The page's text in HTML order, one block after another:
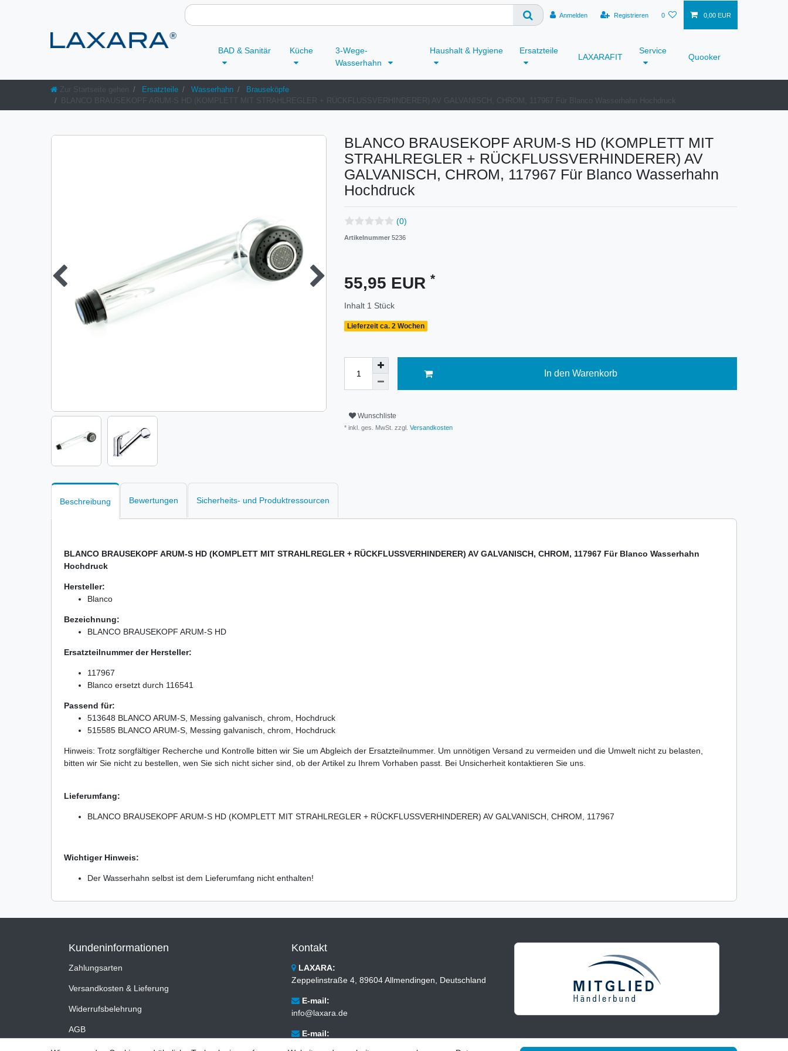
Anmelden Registrieren 0 0,00 EUR
BAD & Sanitär Küche
3-Wege-
Wasserhahn
Haushalt & Hygiene Ersatzteile
LAXARAFIT
Service
Quooker
Ersatzteile Wasserhahn
Brauseköpfe
BLANCO BRAUSEKOPF ARUM-S HD (KOMPLETT MIT STRAHLREGLER + RÜCKFLUSSVERHINDERER) AV GALVANISCH, CHROM, 117967 Für Blanco Wasserhahn Hochdruck
BLANCO BRAUSEKOPF ARUM-S HD (KOMPLETT MIT
STRAHLREGLER + RÜCKFLUSSVERHINDERER) AV
GALVANISCH, CHROM, 117967 Für Blanco Wasserhahn
Hochdruck
(0)
Artikelnummer 5236
55,95 EUR *
Inhalt 1 Stück
Lieferzeit ca. 2 Wochen
In den Warenkorb
Wunschliste
* inkl. ges. MwSt. zzgl. Versandkosten
Beschreibung Bewertungen Sicherheits- und Produktressourcen
BLANCO BRAUSEKOPF ARUM-S HD (KOMPLETT MIT STRAHLREGLER + RÜCKFLUSSVERHINDERER) AV GALVANISCH, CHROM, 117967 Für Blanco Wasserhahn
Hochdruck
Hersteller:
Blanco
Bezeichnung:
BLANCO BRAUSEKOPF ARUM-S HD
Ersatzteilnummer der Hersteller:
117967
Blanco ersetzt durch 116541
Passend für:
513648 BLANCO ARUM-S, Messing galvanisch, chrom, Hochdruck
515585 BLANCO ARUM-S, Messing galvanisch, chrom, Hochdruck
Hinweis: Trotz sorgfältiger Recherche und Kontrolle bitten wir Sie um Abgleich der Ersatzteilnummer. Um unnötigen Versand zu vermeiden und die Umwelt nicht zu belasten,
bitten wir Sie nicht zu bestellen, wen Sie sich nicht sicher sind, ob der Artikel zu Ihrem Vorhaben passt. Bei Unsicherheit kontaktieren Sie uns.
Lieferumfang:
BLANCO BRAUSEKOPF ARUM-S HD (KOMPLETT MIT STRAHLREGLER + RÜCKFLUSSVERHINDERER) AV GALVANISCH, CHROM, 117967
Wichtiger Hinweis:
Der Wasserhahn selbst ist dem Lieferumfang nicht enthalten!
Kundeninformationen
Zahlungsarten
Versandkosten & Lieferung
Widerrufsbelehrung
AGB
Kontakt
LAXARA:
Zeppelinstraße 4, 89604 Allmendingen, Deutschland
E-mail:
info@laxara.de
E-mail: